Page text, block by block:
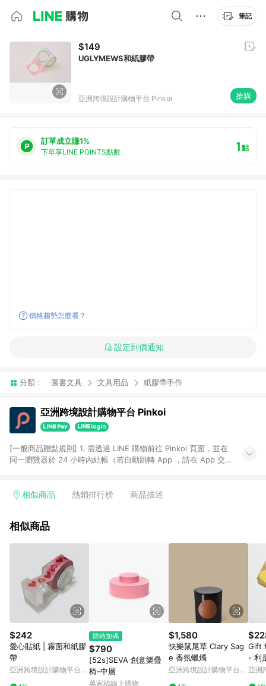
筆記
$149
UGLYMEWS和紙膠帶
亞洲跨境設計購物平台 Pinkoi 搶購
訂單成立賺1%
下單享LINE POINTS點數 1點
價格趨勢怎麼看？
設定到價通知
分類： 圖書文具 文具用品 紙膠帶手作
亞洲跨境設計購物平台 Pinkoi
[一般商品贈點規則] 1. 需透過 LINE 購物前往 Pinkoi 頁面，並在
同一瀏覽器於 24 小時內結帳（若自動跳轉 App ，請在 App 交
回饋訂單不得享有 Pinkoi 站方優惠，例如首購優惠，P coins，
行為，不具贈點資格，部分退款不在此限。 6. APP 請更新至
運費，攤位費等不具贈點資格。 9. LINE 購物站上之商品規格、
顏色、價位、贈品如與 Pinkoi 商品資訊頁及購物車不符，以
Pinkoi 購物商品資訊頁及購物車標示為準。 10. 點數紅包使用規
則請以點數紅包活動說明為準。 11. 若於 LINE 購物前往 Pinkoi
頁面後才首次下載 Pinkoi APP 並完成訂單，不符合導購資格；承
上，首次下載 Pinkoi APP 後，需透過 LINE 購物前往 Pinkoi 頁
面，方享導購資格。
相似商品 熱銷排行榜 商品描述
相似商品
$242
愛心貼紙 | 霧面和紙膠
帶
亞洲跨境設計購物平台
限時加碼
$790
[52s]SEVA 創意樂疊
椅-中層
萬家福線上購物
$1,580
快樂鼠尾草 Clary Sag
e 香氛蠟燭
亞洲跨境設計購物平台
Gift
- 利
(6個)
亞洲